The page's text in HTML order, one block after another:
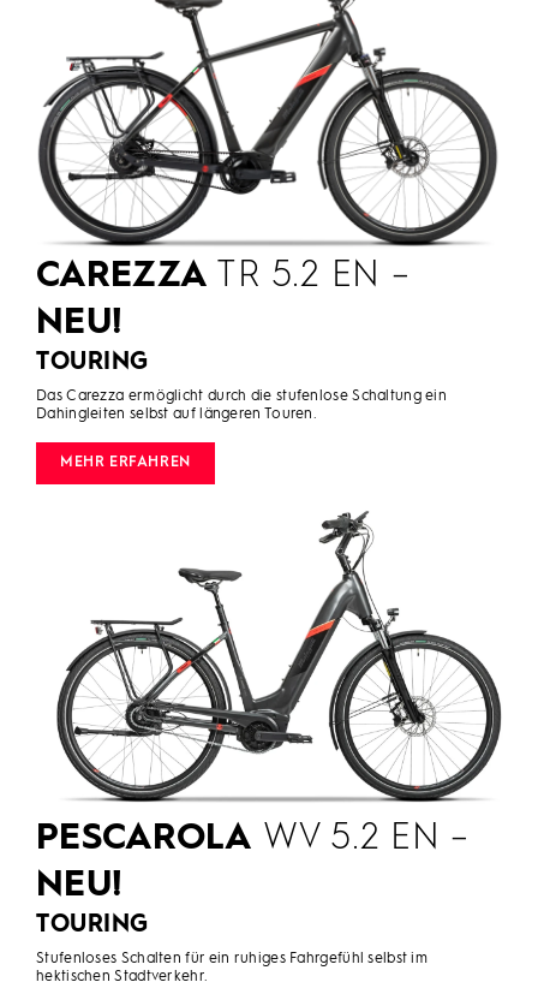
CAREZZA TR 5.2 EN –
NEU!
TOURING
Das Carezza ermöglicht durch die stufenlose Schaltung ein
Dahingleiten selbst auf längeren Touren.
MEHR ERFAHREN
PESCAROLA WV 5.2 EN –
NEU!
TOURING
Stufenloses Schalten für ein ruhiges Fahrgefühl selbst im
hektischen Stadtverkehr.